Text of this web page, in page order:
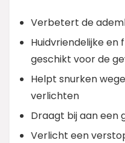
Verbetert de
Huidvriendelijke en
geschikt voor de
Helpt snurken
verlichten
Draagt bij aan een
Verlicht een